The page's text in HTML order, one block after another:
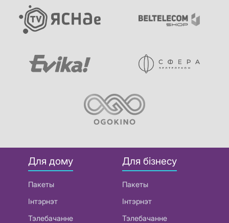
Для дому
Пакеты
Інтэрнэт
Тэлебачанне
Для бізнесу
Пакеты
Інтэрнэт
Тэлебачанне